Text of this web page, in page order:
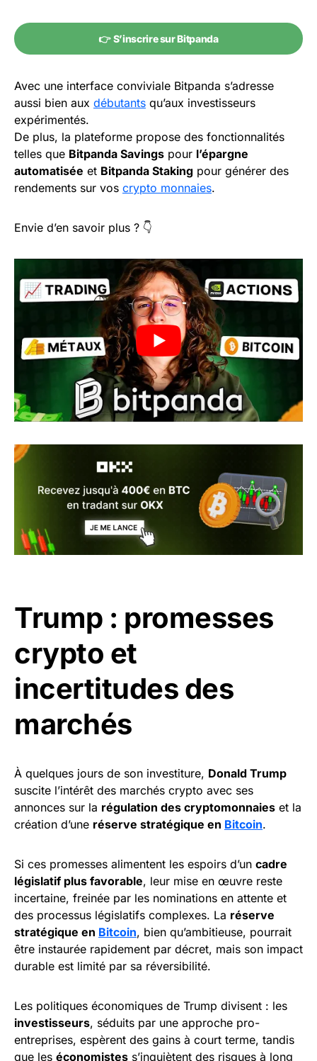
👉S’inscrire sur Bitpanda
Avec une interface conviviale Bitpanda s’adresse
aussi bien aux débutants qu’aux investisseurs
expérimentés.
De plus, la plateforme propose des fonctionnalités
telles que Bitpanda Savings pour l’épargne
automatisée et Bitpanda Staking pour générer des
rendements sur vos crypto monnaies.
Envie d’en savoir plus ? 👇
Trump : promesses
crypto et
incertitudes des
marchés
À quelques jours de son investiture, Donald Trump
suscite l’intérêt des marchés crypto avec ses
annonces sur la régulation des cryptomonnaies et la
création d’une réserve stratégique en Bitcoin.
Si ces promesses alimentent les espoirs d’un cadre
législatif plus favorable, leur mise en œuvre reste
incertaine, freinée par les nominations en attente et
des processus législatifs complexes. La réserve
stratégique en Bitcoin, bien qu’ambitieuse, pourrait
être instaurée rapidement par décret, mais son impact
durable est limité par sa réversibilité.
Les politiques économiques de Trump divisent : les
investisseurs, séduits par une approche pro-
entreprises, espèrent des gains à court terme, tandis
que les économistes s’inquiètent des risques à long